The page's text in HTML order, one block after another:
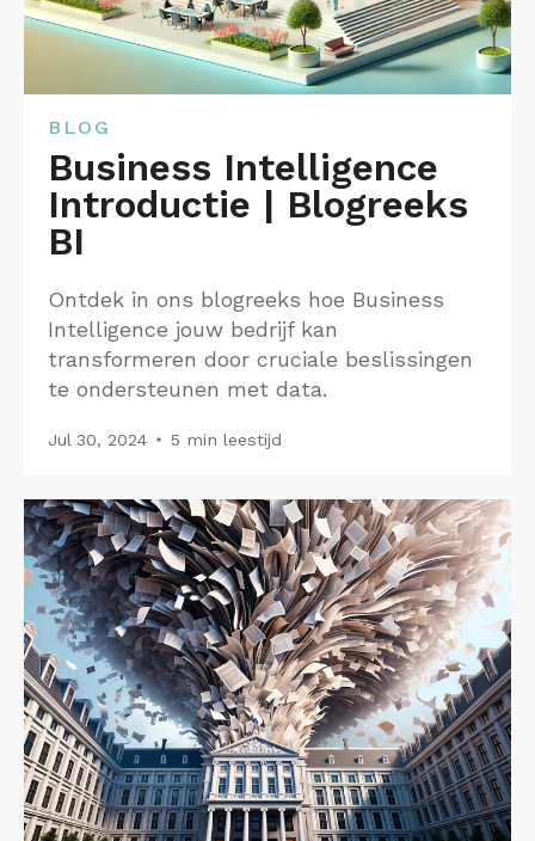
BLOG
Business Intelligence
Introductie | Blogreeks
BI
Ontdek in ons blogreeks hoe Business
Intelligence jouw bedrijf kan
transformeren door cruciale beslissingen
te ondersteunen met data.
Jul 30, 2024 5 min leestijd